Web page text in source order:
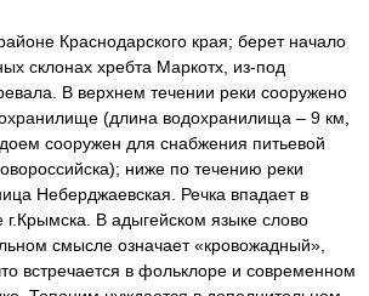
Краснодарского края; берет начало
склонах хребта Маркотх, из-под
В верхнем течении реки сооружено
(длина водохранилища – 9 км,
сооружен для снабжения питьевой
ниже по течению реки
Неберджаевская. Речка впадает в
г.Крымска. В адыгейском языке слово
смысле означает «кровожадный»,
встречается в фольклоре и современном